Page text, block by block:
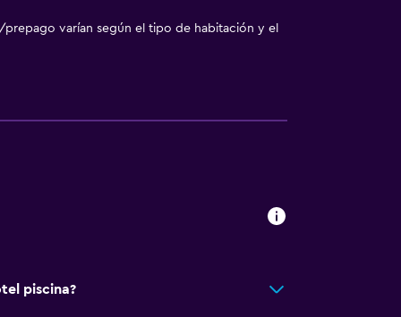
varían según el tipo de habitación y el
piscina?